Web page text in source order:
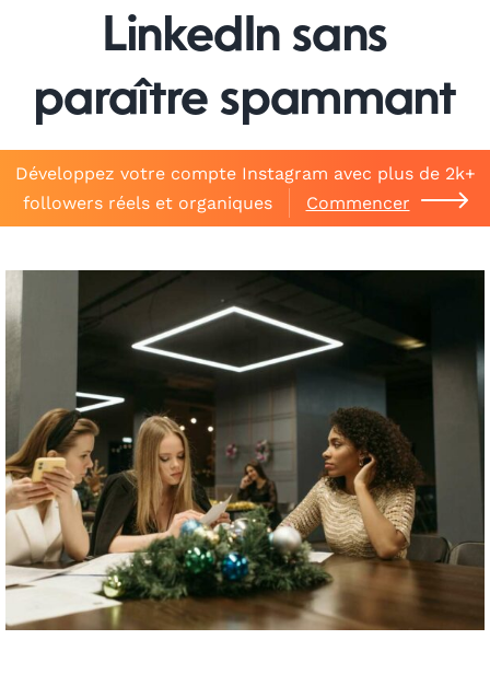
LinkedIn sans
paraître spammant
Développez votre compte Instagram avec plus de 2k+
followers réels et organiques
Commencer